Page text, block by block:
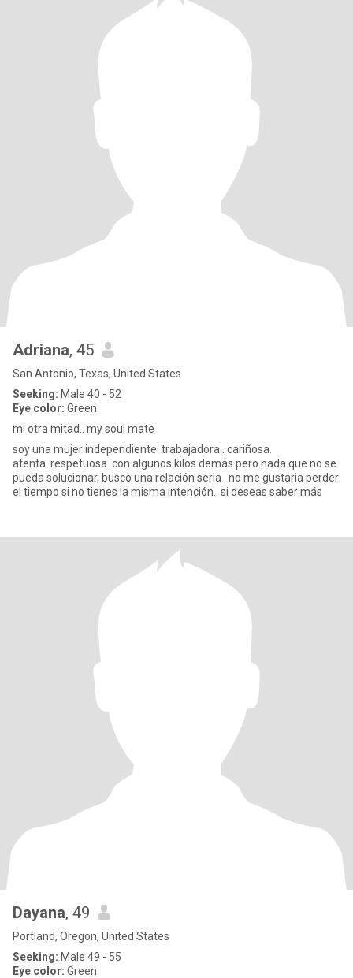
Adriana, 45
San Antonio, Texas, United States
Seeking: Male 40 - 52
Eye color: Green
mi otra mitad.. my soul mate
soy una mujer independiente. trabajadora.. cariñosa.
atenta..respetuosa..con algunos kilos demás pero nada que no se
pueda solucionar, busco una relación seria . no me gustaria perder
el tiempo si no tienes la misma intención.. si deseas saber más
Dayana, 49
Portland, Oregon, United States
Seeking: Male 49 - 55
Eye color: Green